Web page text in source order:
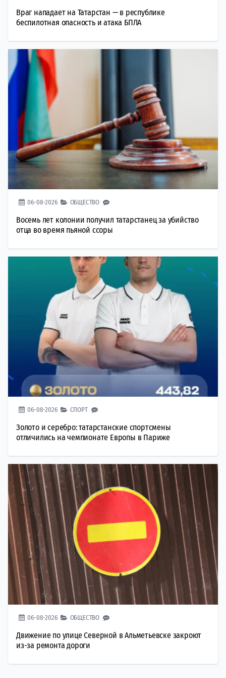
Враг нападает на Татарстан — в республике
беспилотная опасность и атака БПЛА
06-08-2026 ОБЩЕСТВО
Восемь лет колонии получил татарстанец за убийство
отца во время пьяной ссоры
06-08-2026 СПОРТ
Золото и серебро: татарстанские спортсмены
отличились на чемпионате Европы в Париже
06-08-2026 ОБЩЕСТВО
Движение по улице Северной в Альметьевске закроют
из-за ремонта дороги